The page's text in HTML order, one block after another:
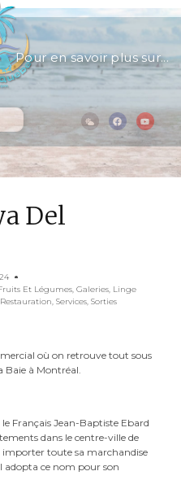
Pour en savoir plus sur...
Del
Et Légumes, Galeries, Linge
Restauration, Services, Sorties
où on retrouve tout sous
Baie à Montréal.
Français Jean-Baptiste Ebard
dans le centre-ville de
importer toute sa marchandise
adopta ce nom pour son